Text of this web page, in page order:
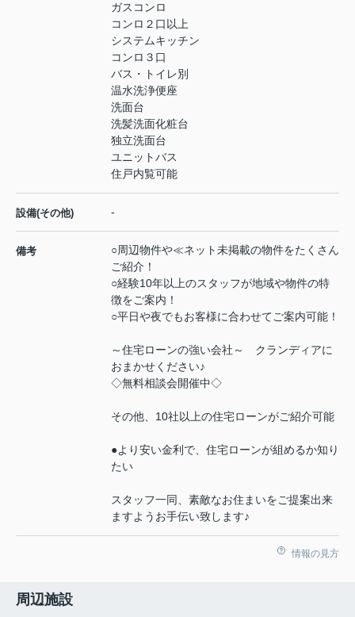
ガスコンロ
コンロ２口以上
システムキッチン
コンロ３口
バス・トイレ別
温水洗浄便座
洗面台
洗髪洗面化粧台
独立洗面台
ユニットバス
住戸内覧可能
設備(その他) -
備考
○周辺物件や≪ネット未掲載の物件をたくさん
ご紹介！
○経験10年以上のスタッフが地域や物件の特
徴をご案内！
○平日や夜でもお客様に合わせてご案内可能！
～住宅ローンの強い会社～ クランディアに
おまかせください♪
◇無料相談会開催中◇
その他、10社以上の住宅ローンがご紹介可能
●より安い金利で、住宅ローンが組めるか知り
たい
スタッフ一同、素敵なお住まいをご提案出来
ますようお手伝い致します♪
情報の見方
周辺施設